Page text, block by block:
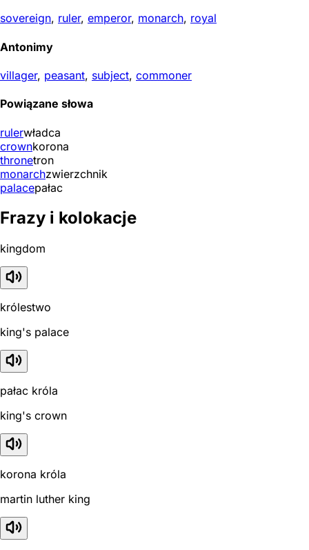
sovereign, ruler, emperor, monarch, royal
Antonimy
villager, peasant, subject, commoner
Powiązane słowa
rulerwładca
crownkorona
thronetron
monarchzwierzchnik
palacepałac
Frazy i kolokacje
kingdom
królestwo
king's palace
pałac króla
king's crown
korona króla
martin luther king